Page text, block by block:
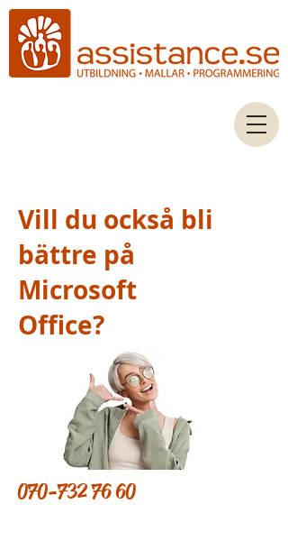
Vill du också bli
bättre på
Microsoft
Office?
070-732 76 60